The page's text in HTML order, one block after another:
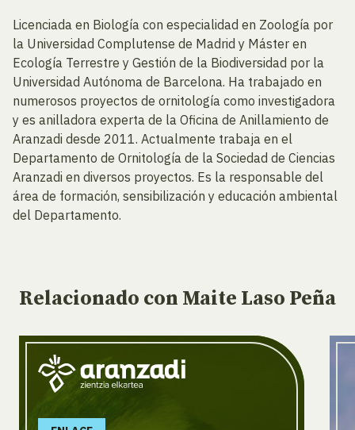
Licenciada en Biología con especialidad en Zoología por
la Universidad Complutense de Madrid y Máster en
Ecología Terrestre y Gestión de la Biodiversidad por la
Universidad Autónoma de Barcelona. Ha trabajado en
numerosos proyectos de ornitología como investigadora
y es anilladora experta de la Oficina de Anillamiento de
Aranzadi desde 2011. Actualmente trabaja en el
Departamento de Ornitología de la Sociedad de Ciencias
Aranzadi en diversos proyectos. Es la responsable del
área de formación, sensibilización y educación ambiental
del Departamento.
Relacionado con Maite Laso Peña